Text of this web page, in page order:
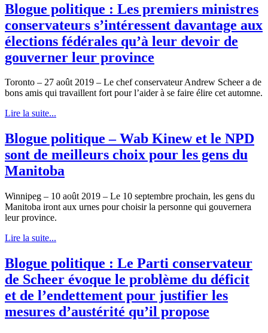
Blogue politique : Les premiers ministres
conservateurs s’intéressent davantage aux
élections fédérales qu’à leur devoir de
gouverner leur province
Toronto – 27 août 2019 – Le chef conservateur Andrew Scheer a de
bons amis qui travaillent fort pour l’aider à se faire élire cet automne.
Lire la suite...
Blogue politique – Wab Kinew et le NPD
sont de meilleurs choix pour les gens du
Manitoba
Winnipeg – 10 août 2019 – Le 10 septembre prochain, les gens du
Manitoba iront aux urnes pour choisir la personne qui gouvernera
leur province.
Lire la suite...
Blogue politique : Le Parti conservateur
de Scheer évoque le problème du déficit
et de l’endettement pour justifier les
mesures d’austérité qu’il propose